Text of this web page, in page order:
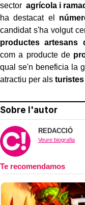
sectoragrícola i
ha destacat el
candidat s'ha volgut
productes artesans
com a producte de
qual se'n beneficia la
atractiu per als turistes
Sobre l'autor
REDACCIÓ
Veure biografia